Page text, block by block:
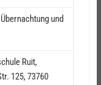
und
Ruit,
125, 73760